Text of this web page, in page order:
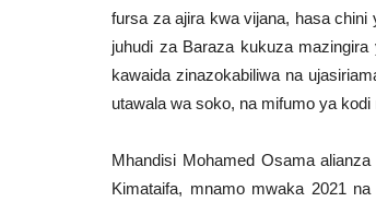
fursa za ajira kwa vijana, hasa
juhudi za Baraza kukuza
kawaida zinazokabiliwa na
utawala wa soko, na mifumo ya kodi
Mhandisi Mohamed Osama
Kimataifa, mnamo mwaka 2021